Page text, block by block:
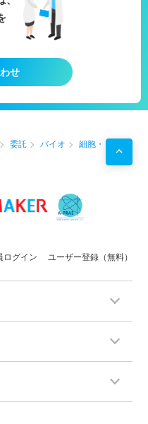
せ
委託 バイオ
細胞・
ログイン ユーザー登録（無料）